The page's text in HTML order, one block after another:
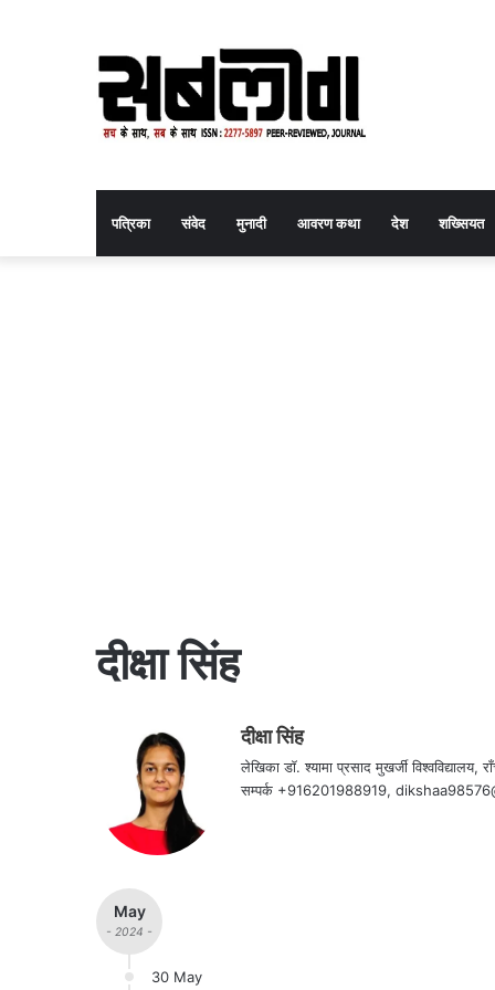
पत्रिका संवेद मुनादी आवरण कथा देश शख्सियत
दीक्षा सिंह
दीक्षा सिंह
लेखिका डॉ. श्यामा प्रसाद मुखर्जी
सम्पर्क +916201988919,
May
- 2024 -
30 May